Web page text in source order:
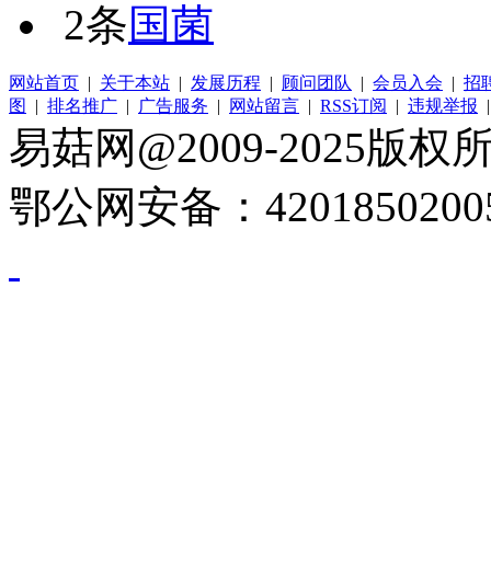
2条国菌
网站首页 | 关于本站 | 发展历程 | 顾问团队 | 会员入会 | 招
图
| 排名推广 | 广告服务 | 网站留言 | RSS订阅 | 违规举报
易菇网@2009-2025版权
鄂公网安备：